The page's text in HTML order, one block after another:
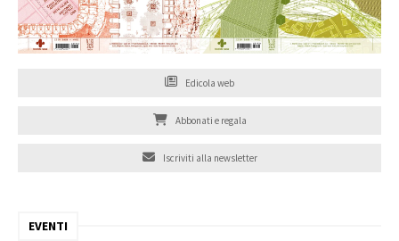
Edicola web
Abbonati e regala
Iscriviti alla newsletter
EVENTI